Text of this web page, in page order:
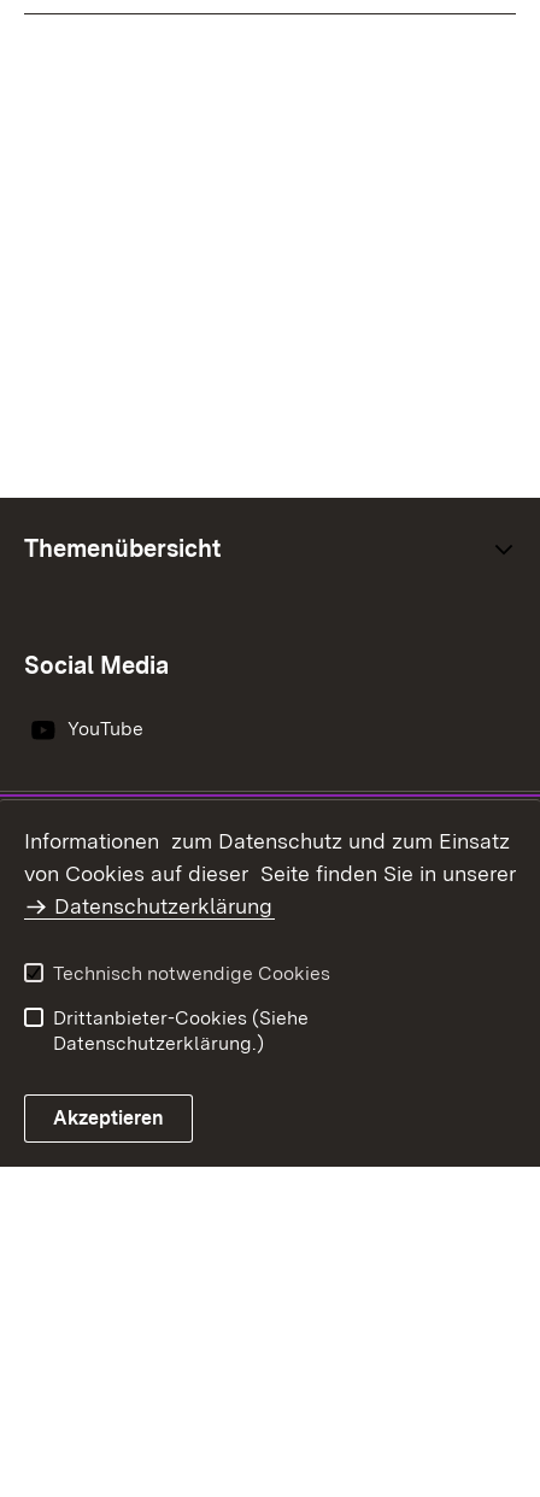
Themenübersicht
Social Media
YouTube
Impressum
Datenschutz
Erklärung zur
Barrierefreiheit
Benutzungshinweise
Ernährung - Ländlicher
Informationen zum Datenschutz und zum Einsatz
von Cookies auf dieser Seite finden Sie in unserer
Datenschutzerklärung
Technisch notwendige Cookies
Drittanbieter-Cookies (Siehe
Datenschutzerklärung.)
Akzeptieren